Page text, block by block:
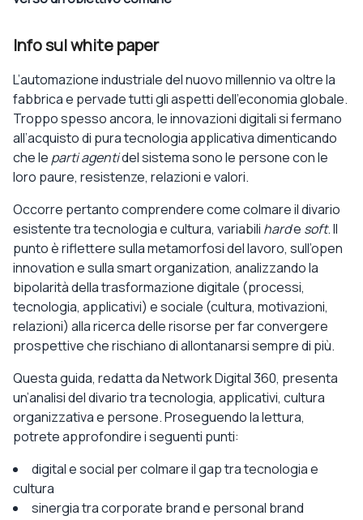
Info sul white paper
L’automazione industriale del nuovo millennio va oltre la
fabbrica e pervade tutti gli aspetti dell’economia globale.
Troppo spesso ancora, le innovazioni digitali si fermano
all’acquisto di pura tecnologia applicativa dimenticando
che le parti agentidel sistema sono le persone con le
loro paure, resistenze, relazioni e valori.
Occorre pertanto comprendere come colmare il divario
esistente tra tecnologia e cultura, variabili harde soft. Il
punto è riflettere sulla metamorfosi del lavoro, sull’open
innovation e sulla smart organization, analizzando la
bipolarità della trasformazione digitale (processi,
tecnologia, applicativi) e sociale (cultura, motivazioni,
relazioni) alla ricerca delle risorse per far convergere
prospettive che rischiano di allontanarsi sempre di più.
Questa guida, redatta da Network Digital 360, presenta
un’analisi del divario tra tecnologia, applicativi, cultura
organizzativa e persone. Proseguendo la lettura,
potrete approfondire i seguenti punti:
digital e social per colmare il gap tra tecnologia e
cultura
sinergia tra corporate brand e personal brand